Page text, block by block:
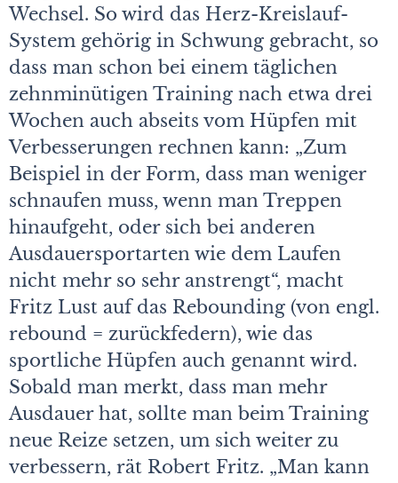
Wechsel. So wird das Herz-Kreislauf-
System gehörig in Schwung gebracht, so
dass man schon bei einem täglichen
zehnminütigen Training nach etwa drei
Wochen auch abseits vom Hüpfen mit
Verbesserungen rechnen kann: „Zum
Beispiel in der Form, dass man weniger
schnaufen muss, wenn man Treppen
hinaufgeht, oder sich bei anderen
Ausdauersportarten wie dem Laufen
nicht mehr so sehr anstrengt“, macht
Fritz Lust auf das Rebounding (von engl.
rebound = zurückfedern), wie das
sportliche Hüpfen auch genannt wird.
Sobald man merkt, dass man mehr
Ausdauer hat, sollte man beim Training
neue Reize setzen, um sich weiter zu
verbessern, rät Robert Fritz. „Man kann